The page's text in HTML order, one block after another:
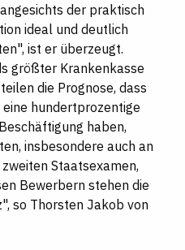
der praktisch
ideal und deutlich
ist er überzeugt.
größter Krankenkasse
die Prognose, dass
hundertprozentige
haben,
insbesondere auch an
Staatsexamen,
Bewerbern stehen die
so Thorsten Jakob von